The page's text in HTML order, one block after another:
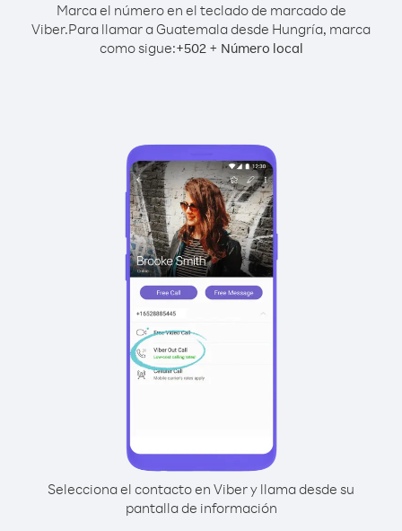
Marca el número en el teclado de marcado de
Viber.Para llamar a Guatemala desde Hungría, marca
como sigue:+502+ Número local
Selecciona el contacto en Viber y llama desde su
pantalla de información